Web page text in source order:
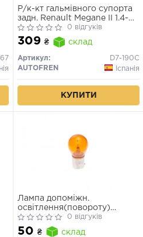
Scenic3/Scenic3
Р/к-кт гальмівного супорта
задн. Renault Megane II 1.4-
2.0D 03-
0 відгуків
309 ₴ склад
Артикул:
D7-190C
AUTOFREN
Іспанія
КУПИТИ
Лампа допоміжн.
освітлення(повороту)
BOSCH 12V 21W PY21W PURE
LIGHT РY21W 12V (жовта)
0 відгуків
50 ₴ склад